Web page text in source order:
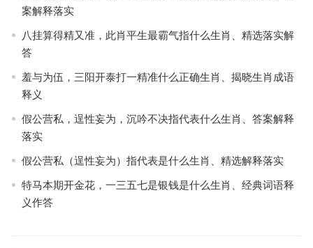
案解释落实
八挂算得精又准，此肖平生最霸气指什么生肖、精选落实解
答
羞与为伍，三阳开泰打一精准什么正确生肖、揭晓生肖成语
释义
假公营私，逞性妄为，沉吟不决指代表什么生肖、答案解释
落实
假公营私（逞性妄为）指代表是什么生肖、精选解释落实
特马本期开金花，一三五七是银钱是什么生肖、经典词语释
义作答